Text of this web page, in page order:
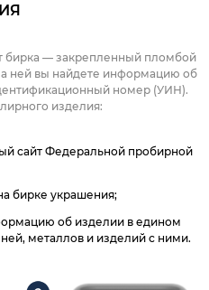
бирка — закрепленный пломбой
ней вы найдете информацию об
номер (УИН).
изделия:
сайт Федеральной пробирной
бирке украшения;
об изделии в едином
металлов и изделий с ними.